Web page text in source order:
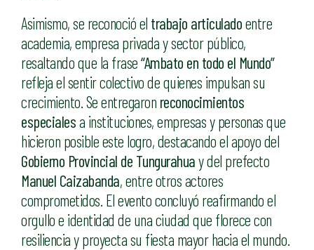
Asimismo, se reconoció el trabajo articuladoentre
academia, empresa privada y sector público,
resaltando que la frase“Ambato en todo el Mundo”
refleja el sentir colectivo de quienes impulsan su
crecimiento. Se entregaron reconocimientos
especialesa instituciones, empresas y personas que
hicieron posible este logro, destacando el apoyo del
Gobierno Provincial de Tungurahuay del prefecto
Manuel Caizabanda, entre otros actores
comprometidos. El evento concluyó reafirmando el
orgullo e identidad de una ciudad que florece con
resiliencia y proyecta su fiesta mayor hacia el mundo.